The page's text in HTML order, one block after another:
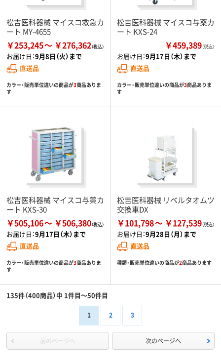
松吉医科器械 マイスコ救急カ
ート MY-4655
￥253,245 ￥276,362
お届け日：9月8日（火）まで
直送品
カラー・販売単位違いの商品が3商品ありま
す
松吉医科器械 マイスコ与薬カ
ート KXS-24
￥459,389（税込）
お届け日：9月17日（木）まで
直送品
カラー・販売単位違いの商品が3商品ありま
す
松吉医科器械 マイスコ与薬カ
ート KXS-30
￥505,106 ￥506,380
お届け日：9月17日（木）まで
直送品
カラー・販売単位違いの商品が3商品ありま
す
松吉医科器械 リベルタオムツ
交換車DX
￥101,798 ￥127,539
お届け日：9月28日（月）まで
直送品
種類・販売単位違いの商品が2商品あります
135件（400商品）中 1件目～50件目
1 2 3
前のページへ 次のページへ